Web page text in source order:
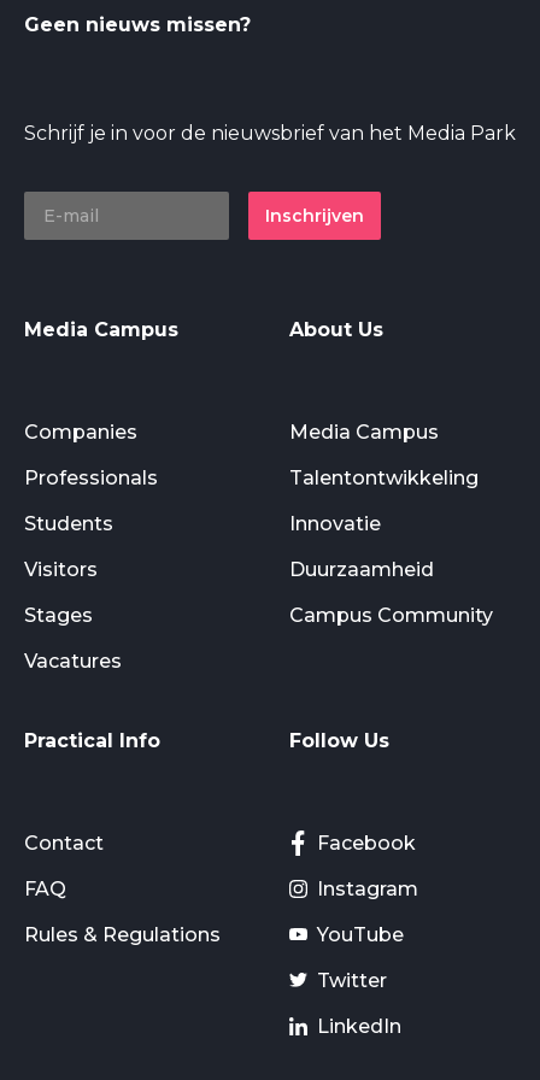
Geen nieuws missen?
Schrijf je in voor de nieuwsbrief van het Media Park
Inschrijven
Media Campus
Companies
Professionals
Students
Visitors
Stages
Vacatures
About Us
Media Campus
Talentontwikkeling
Innovatie
Duurzaamheid
Campus Community
Practical Info
Contact
FAQ
Rules & Regulations
Follow Us
Facebook
Instagram
YouTube
Twitter
LinkedIn